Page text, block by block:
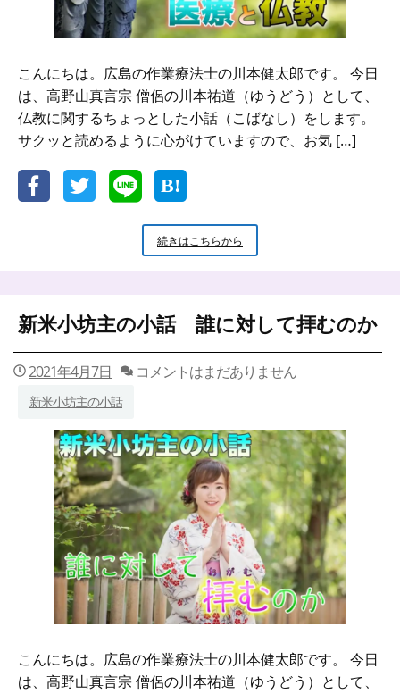
こんにちは。広島の作業療法士の川本健太郎です。 今日
は、高野山真言宗 僧侶の川本祐道（ゆうどう）として、
仏教に関するちょっとした小話（こばなし）をします。
サクッと読めるように心がけていますので、お気 […]
続きはこちらから
米
の
お
さ
ま
の
時
代
の
医
療
と
仏
教
新米小坊主の小話 誰に対して拝むのか
2021年4月7日 コメントはまだありません
新米小坊主の小話
こんにちは。広島の作業療法士の川本健太郎です。 今日
は、高野山真言宗 僧侶の川本祐道（ゆうどう）として、